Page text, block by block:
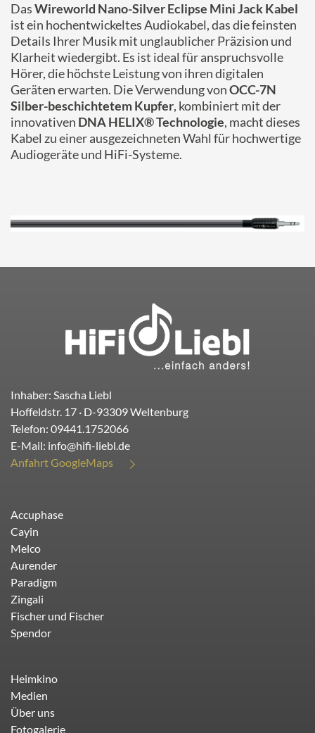
DasWireworld Nano-Silver Eclipse Mini Jack Kabel
ist ein hochentwickeltes Audiokabel, das die feinsten
Details Ihrer Musik mit unglaublicher Präzision und
Klarheit wiedergibt. Es ist ideal für anspruchsvolle
Hörer, die höchste Leistung von ihren digitalen
Geräten erwarten. Die Verwendung vonOCC-7N
Silber-beschichtetem Kupfer, kombiniert mit der
innovativen DNA HELIX® Technologie, macht dieses
Kabel zu einer ausgezeichneten Wahl für hochwertige
Audiogeräte und HiFi-Systeme.
Inhaber: Sascha Liebl
Hoffeldstr. 17 · D-93309Weltenburg
Telefon: 09441.1752066
E-Mail: info@hifi-liebl.de
Anfahrt GoogleMaps
Accuphase
Cayin
Melco
Aurender
Paradigm
Zingali
Fischer und Fischer
Spendor
Heimkino
Medien
Über uns
Fotogalerie